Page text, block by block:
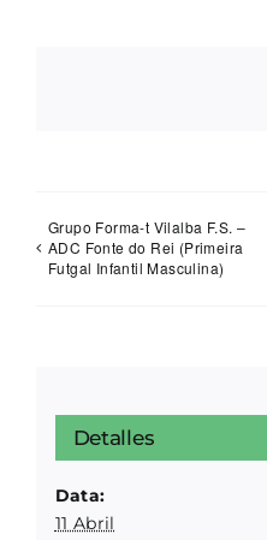
Grupo Forma-t Vilalba F.S. –
ADC Fonte do Rei (Primeira
Futgal Infantil Masculina)
Detalles
Data:
11 Abril